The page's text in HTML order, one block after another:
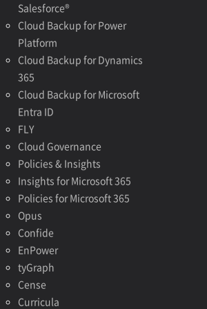
Salesforce®
Cloud Backup for Power
Platform
Cloud Backup for Dynamics
365
Cloud Backup for Microsoft
Entra ID
FLY
Cloud Governance
Policies & Insights
Insights for Microsoft 365
Policies for Microsoft 365
Opus
Confide
EnPower
tyGraph
Cense
Curricula